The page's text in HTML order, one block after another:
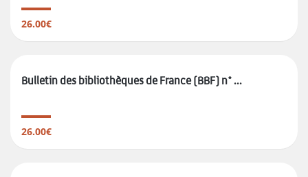
26.00€
Bulletin des bibliothèques de France (BBF) n° ...
26.00€